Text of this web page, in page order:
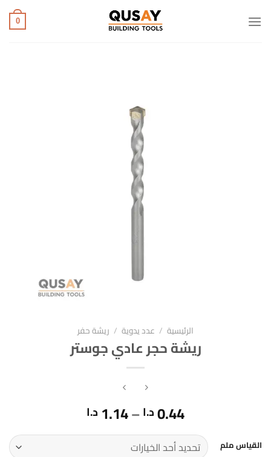
للمحتوى
0
الرئيسية / عدد يدوية / ريشة حفر
ريشة حجر عادي جوستر
0.44د.ا–
1.14 د.ا
السعر:
من القياس ملم